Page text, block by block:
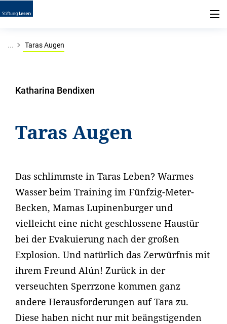
... Taras Augen
Katharina Bendixen
Taras Augen
Das schlimmste in Taras Leben? Warmes
Wasser beim Training im Fünfzig-Meter-
Becken, Mamas Lupinenburger und
vielleicht eine nicht geschlossene Haustür
bei der Evakuierung nach der großen
Explosion. Und natürlich das Zerwürfnis mit
ihrem Freund Alún! Zurück in der
verseuchten Sperrzone kommen ganz
andere Herausforderungen auf Tara zu.
Diese haben nicht nur mit beängstigenden